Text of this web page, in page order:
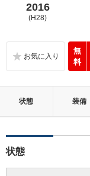
2016
(H28)
無
料
状態 装備
状態